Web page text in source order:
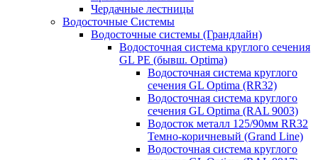
Чердачные лестницы
Водосточные Системы
Водосточные системы (Грандлайн)
Водосточная система круглого сечения
GL PE (бывш. Optima)
Водосточная система круглого
сечения GL Optima (RR32)
Водосточная система круглого
сечения GL Optima (RAL 9003)
Водосток металл 125/90мм RR32
Темно-коричневый (Grand Line)
Водосточная система круглого